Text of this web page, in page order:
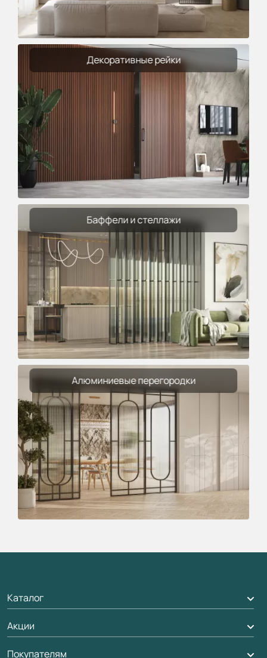
Декоративные рейки
Баффели и стеллажи
Алюминиевые перегородки
Каталог
Межкомнатные двери
Подбор двери
Акции
Акции компании
Покупателям